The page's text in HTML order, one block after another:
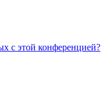
с этой конференцией?